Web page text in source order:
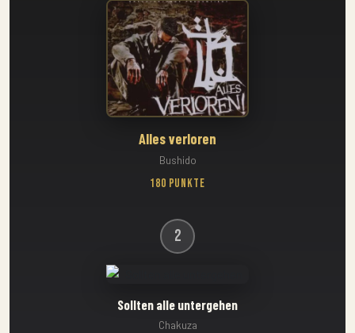
Alles verloren
Bushido
180 Punkte
2
Sollten alle untergehen
Chakuza